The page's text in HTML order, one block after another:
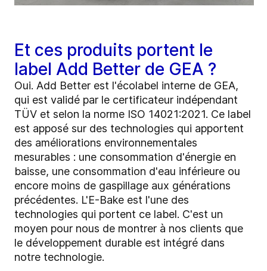
Et ces produits portent le
label Add Better de GEA ?
Oui. Add Better est l'écolabel interne de GEA,
qui est validé par le certificateur indépendant
TÜV et selon la norme ISO 14021:2021. Ce label
est apposé sur des technologies qui apportent
des améliorations environnementales
mesurables : une consommation d'énergie en
baisse, une consommation d'eau inférieure ou
encore moins de gaspillage aux générations
précédentes. L'E-Bake est l'une des
technologies qui portent ce label. C'est un
moyen pour nous de montrer à nos clients que
le développement durable est intégré dans
notre technologie.